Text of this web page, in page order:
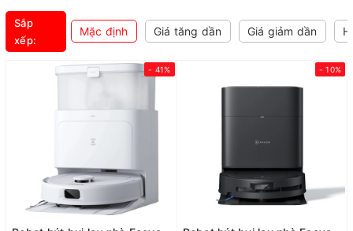
Sắp
xếp:
Mặc định Giá tăng dần Giá giảm dần
- 41% - 10%